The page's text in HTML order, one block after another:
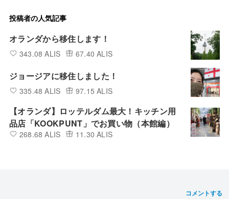
投稿者の人気記事
オランダから移住します！
343.08 ALIS 67.40 ALIS
ジョージアに移住しました！
335.48 ALIS 97.15 ALIS
【オランダ】ロッテルダム最大！キッチン用
品店「KOOKPUNT」でお買い物（本館編）
268.68 ALIS 11.30 ALIS
コメントする